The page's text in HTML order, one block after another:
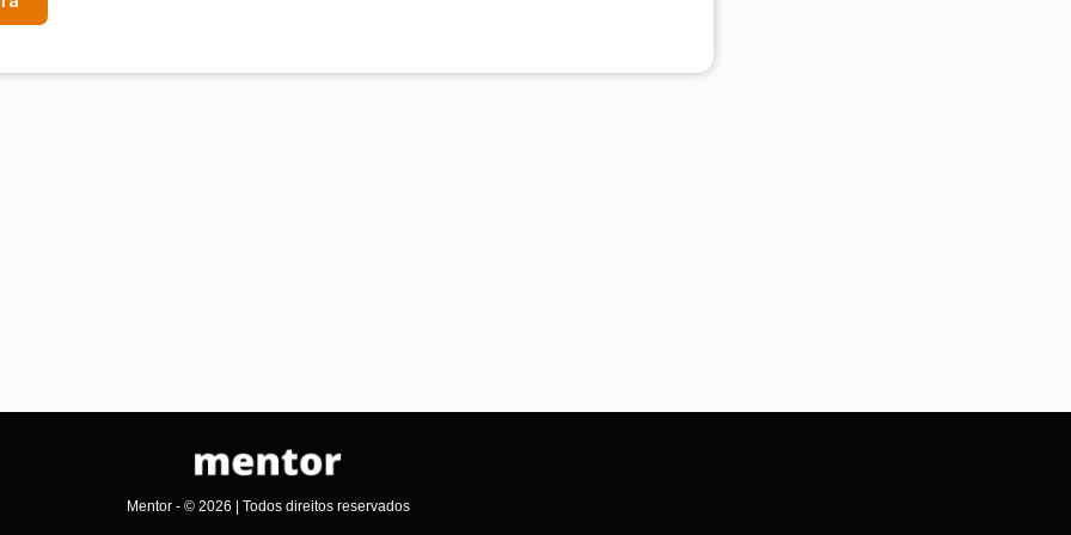
Mentor - © 2026 | Todos direitos reservados